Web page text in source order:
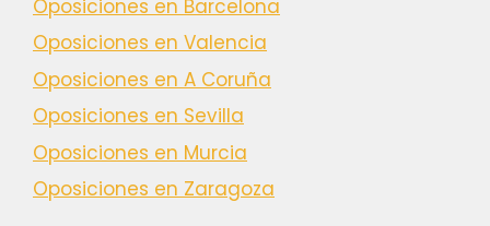
Oposiciones en Barcelona
Oposiciones en Valencia
Oposiciones en A Coruña
Oposiciones en Sevilla
Oposiciones en Murcia
Oposiciones en Zaragoza